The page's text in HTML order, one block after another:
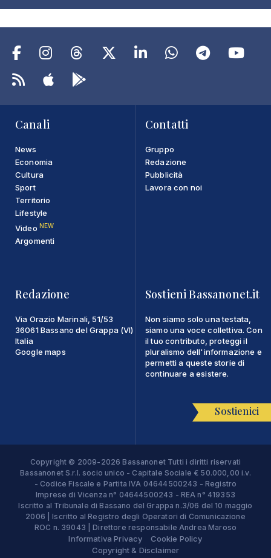
Canali
News
Economia
Cultura
Sport
Territorio
Lifestyle
Video NEW
Argomenti
Contatti
Gruppo
Redazione
Pubblicità
Lavora con noi
Redazione
Via Orazio Marinali, 51/53
36061 Bassano del Grappa (VI)
Italia
Google maps
Sostieni Bassanonet.it
Non siamo solo una testata,
siamo una voce collettiva. Con
il tuo contributo, proteggi il
pluralismo dell'informazione e
permetti a queste storie di
continuare a esistere.
Sostienici
Copyright © 2009-2026 Bassanonet Tutti i diritti riservati
Bassanonet S.r.l. socio unico - Capitale Sociale € 50.000,00 i.v.
- Codice Fiscale e Partita IVA 04644500243 - Registro
Imprese di Vicenza n° 04644500243 - REA n° 419353
Iscritto al Tribunale di Bassano del Grappa n.3/06 del 10 maggio
2006 | Iscritto al Registro degli Operatori di Comunicazione
ROC n. 39043 | Direttore responsabile Andrea Maroso
Informativa Privacy
Cookie Policy
Copyright & Disclaimer